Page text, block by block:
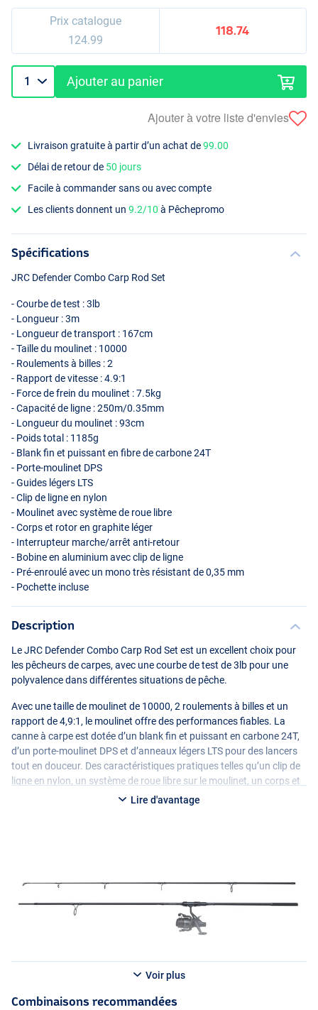
Prix catalogue
124.99
118.74
Ajouter au panier
Ajouter à votre liste d'envies
Livraison gratuite à partir d’un achat de99.00
Délai de retour de 50 jours
Facile à commander sans ou avec compte
Les clients donnent un9.2/10 à Pêchepromo
Spécifications
JRC Defender Combo Carp Rod Set
- Courbe de test : 3lb
- Longueur : 3m
- Longueur de transport : 167cm
- Taille du moulinet : 10000
- Roulements à billes : 2
- Rapport de vitesse : 4.9:1
- Force de frein du moulinet : 7.5kg
- Capacité de ligne : 250m/0.35mm
- Longueur du moulinet : 93cm
- Poids total : 1185g
- Blank fin et puissant en fibre de carbone 24T
- Porte-moulinet DPS
- Guides légers LTS
- Clip de ligne en nylon
- Moulinet avec système de roue libre
- Corps et rotor en graphite léger
- Interrupteur marche/arrêt anti-retour
- Bobine en aluminium avec clip de ligne
- Pré-enroulé avec un mono très résistant de 0,35 mm
- Pochette incluse
Description
LeJRC Defender Combo Carp Rod Set est un excellent choix pour
les pêcheurs de carpes, avec une courbe de test de 3lb pour une
polyvalence dans différentes situations de pêche.
Avec une taille de moulinet de 10000, 2 roulements à billes et un
rapport de 4,9:1, le moulinet offre des performances fiables. La
canne à carpe est dotée d’un blank fin et puissant en carbone 24T,
d’un porte-moulinet DPSet d’anneaux légers LTS pour des lancers
tout en douceur. Des caractéristiques pratiques telles qu’un clip de
ligne en nylon, un système de roue libre sur le moulinet, un corps et
un rotor en graphite léger et un interrupteur marche/arrêt anti-
Lire d'avantage
Voir plus
Combinaisons recommandées